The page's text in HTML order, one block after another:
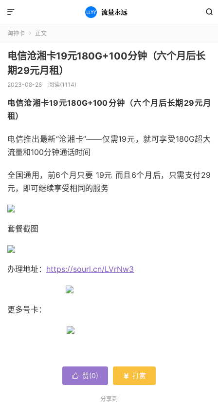


淘神卡  正文
电信沧湘卡19元180G+100分钟（六个月后长
期29元月租）
2023-08-28 阅读(1114)
电信沧湘卡19元180G+100分钟（六个月后长期29元月
租）
电信推出最新“沧湘卡”——仅需19元，就可享受180G超大
流量和100分钟通话时间
全国通用，前6个月只要 19元 而且6个月后，只需支付29
元，即可继续享受相同的服务
套餐截图
办理地址： https://sourl.cn/LVrNw3
更多号卡：
 赞(0)  打赏
分享到